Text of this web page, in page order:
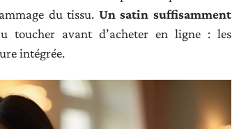
du tissu. Un satin suffisamment
toucher avant d’acheter en ligne : les
intégrée.